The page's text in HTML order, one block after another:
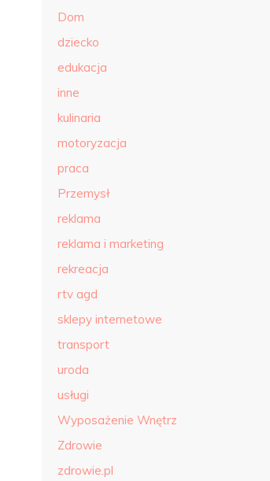
Dom
dziecko
edukacja
inne
kulinaria
motoryzacja
praca
Przemysł
reklama
reklama i marketing
rekreacja
rtv agd
sklepy internetowe
transport
uroda
usługi
Wyposażenie Wnętrz
Zdrowie
zdrowie.pl